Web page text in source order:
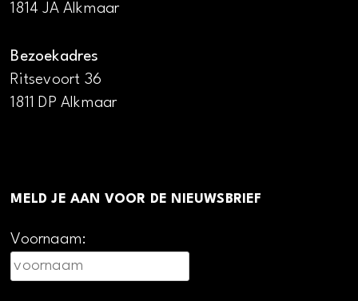
1814 JA Alkmaar
Bezoekadres
Ritsevoort 36
1811 DP Alkmaar
MELD JE AAN VOOR DE NIEUWSBRIEF
Voornaam: